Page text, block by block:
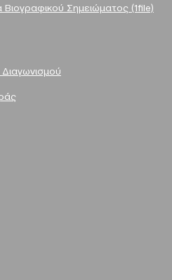
Σημειώματος (1file)